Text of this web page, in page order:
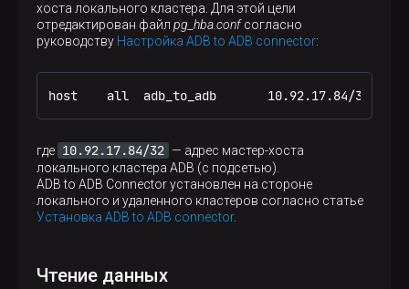
хоста локального кластера. Для этой цели
отредактирован файл pg_hba.confсогласно
руководству Настройка ADB to ADB connector:
host    all  adb_to_adb       10.92.17.84/32
где 10.92.17.84/32 — адрес мастер-хоста
локального кластера ADB (с подсетью).
ADB to ADB Connector установлен на стороне
локального и удаленного кластеров согласно статье
Установка ADB to ADB connector.
Чтение данных